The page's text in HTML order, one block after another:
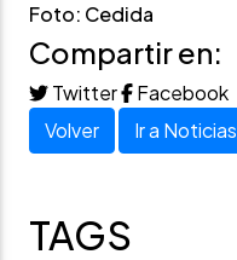
Foto: Cedida
Compartir en:
Twitter
Facebook
Volver
Ir a Noticias
TAGS